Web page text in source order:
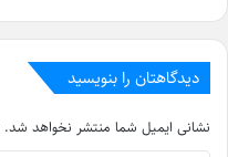
دیدگاهتان را بنویسید
نشانی ایمیل شما منتشر نخواهد شد.